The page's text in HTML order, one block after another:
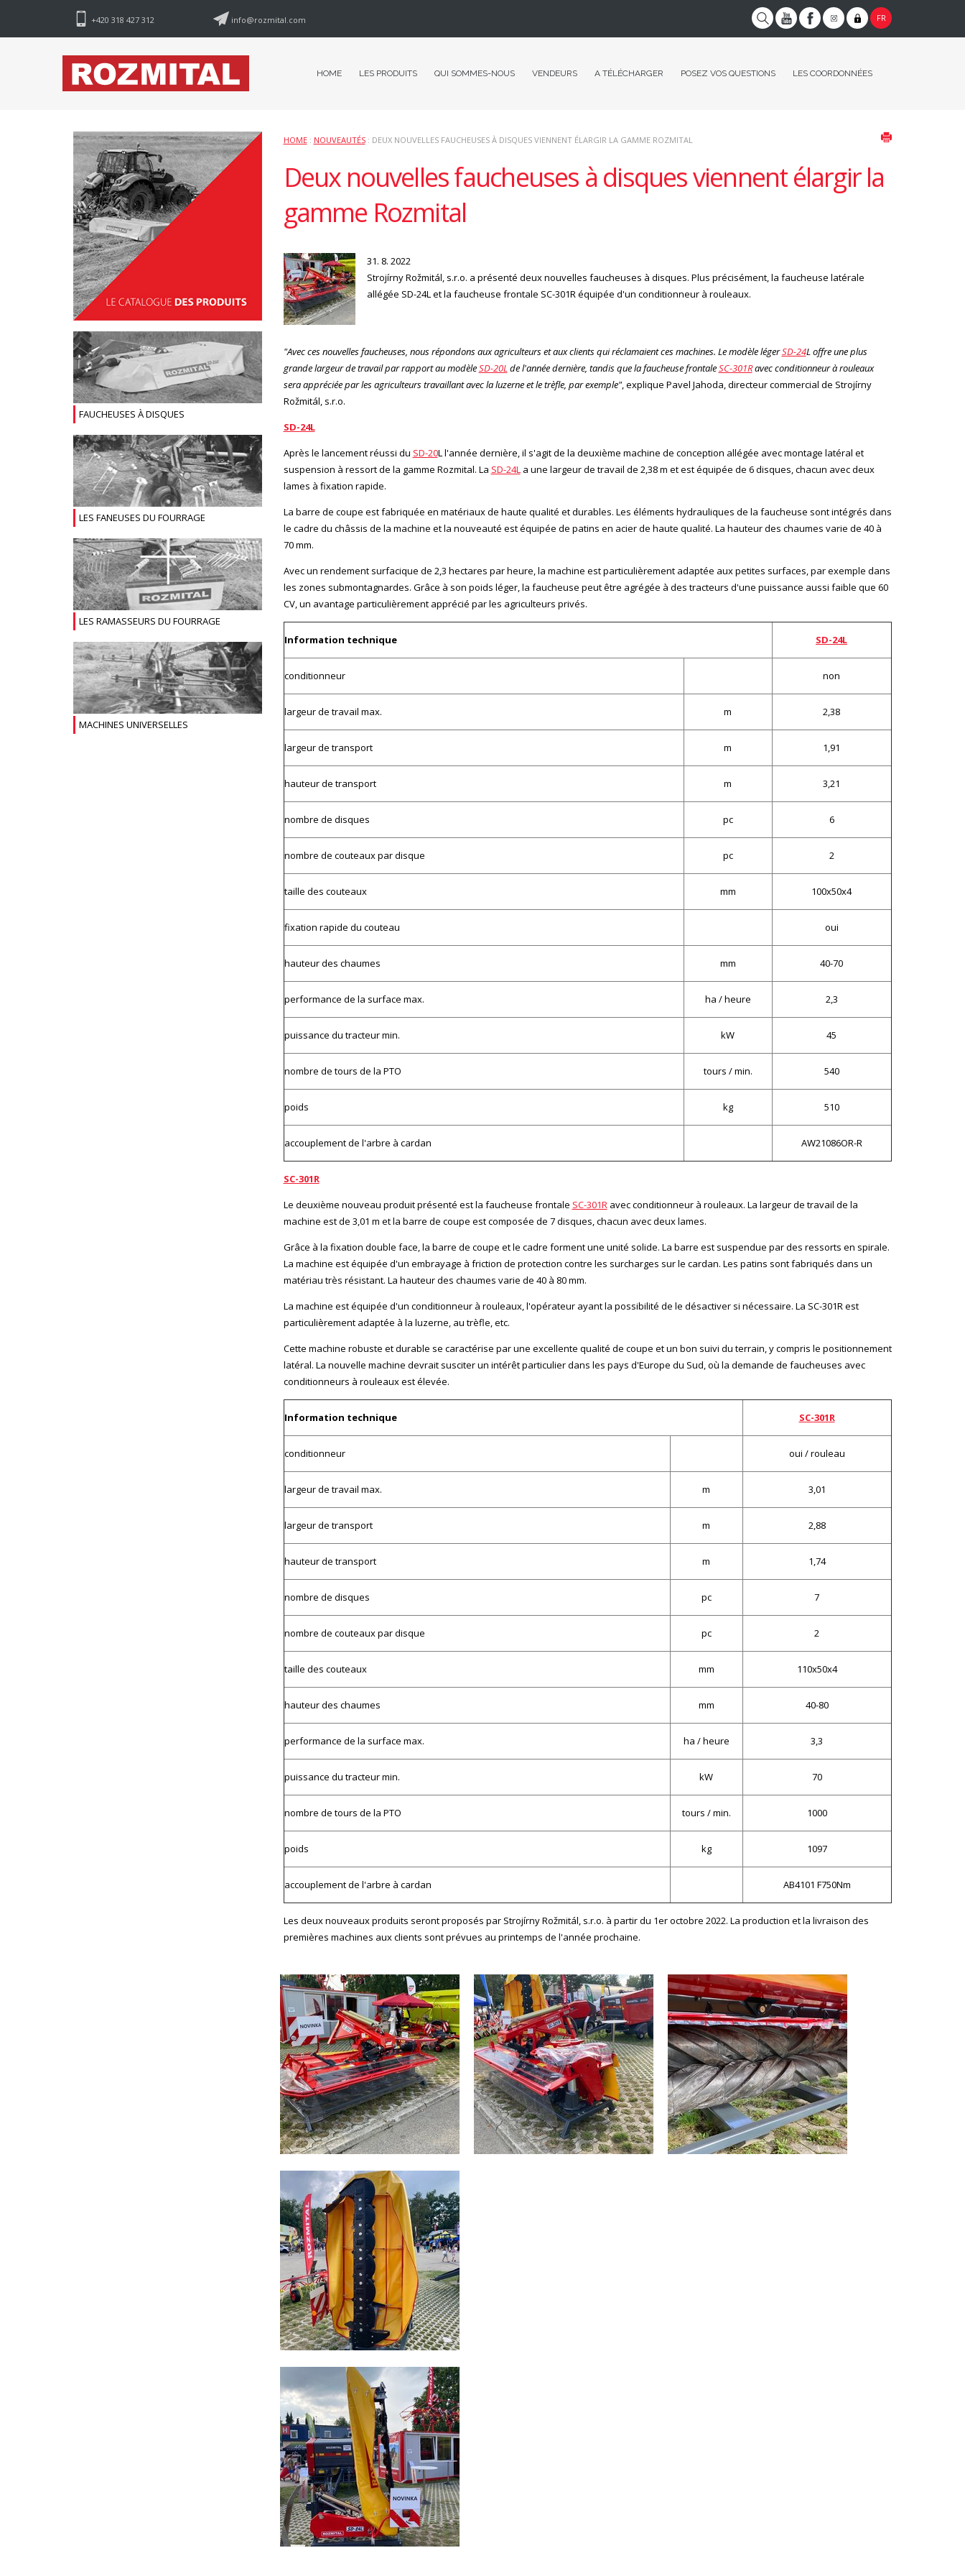
+420 318 427 312 info@rozmital.com FR
HOME LES PRODUITS QUI SOMMES-NOUS VENDEURS A TÉLÉCHARGER POSEZ VOS QUESTIONS LES COORDONNÉES
HOME: NOUVEAUTÉS: DEUX NOUVELLES FAUCHEUSES À DISQUES VIENNENT ÉLARGIR LA GAMME ROZMITAL
Deux nouvelles faucheuses à disques viennent élargir la
gamme Rozmital
31. 8. 2022
Strojírny Rožmitál, s.r.o. a présenté deux nouvelles faucheuses à disques. Plus précisément, la faucheuse latérale
allégée SD-24L et la faucheuse frontale SC-301R équipée d'un conditionneur à rouleaux.
"Avec ces nouvelles faucheuses, nous répondons aux agriculteurs et aux clients qui réclamaient ces machines. Le modèle légerSD-24L offre une plus
grande largeur de travail par rapport au modèleSD-20Lde l'année dernière, tandis que la faucheuse frontaleSC-301Ravec conditionneur à rouleaux
sera appréciée par les agriculteurs travaillant avec la luzerne et le trèfle, par exemple", explique Pavel Jahoda, directeur commercial de Strojírny
Rožmitál, s.r.o.
SD-24L
Après le lancement réussi du SD-20L l'année dernière, il s'agit de la deuxième machine de conception allégée avec montage latéral et
suspension à ressort de la gamme Rozmital. La SD-24La une largeur de travail de 2,38 m et est équipée de 6 disques, chacun avec deux
lames à fixation rapide.
La barre de coupe est fabriquée en matériaux de haute qualité et durables. Les éléments hydrauliques de la faucheuse sont intégrés dans
le cadre du châssis de la machine et la nouveauté est équipée de patins en acier de haute qualité. La hauteur des chaumes varie de 40 à
70 mm.
Avec un rendement surfacique de 2,3 hectares par heure, la machine est particulièrement adaptée aux petites surfaces, par exemple dans
les zones submontagnardes. Grâce à son poids léger, la faucheuse peut être agrégée à des tracteurs d'une puissance aussi faible que 60
CV, un avantage particulièrement apprécié par les agriculteurs privés.
Information technique SD-24L
conditionneur non
largeur de travail max. m 2,38
largeur de transport m 1,91
hauteur de transport m 3,21
nombre de disques pc 6
nombre de couteaux par disque pc 2
taille des couteaux mm 100x50x4
fixation rapide du couteau oui
hauteur des chaumes mm 40-70
performance de la surface max. ha / heure 2,3
puissance du tracteur min. kW 45
nombre de tours de la PTO tours / min. 540
poids kg 510
accouplement de l'arbre à cardan AW21086OR-R
SC-301R
Le deuxième nouveau produit présenté est la faucheuse frontale SC-301Ravec conditionneur à rouleaux. La largeur de travail de la
machine est de 3,01 m et la barre de coupe est composée de 7 disques, chacun avec deux lames.
Grâce à la fixation double face, la barre de coupe et le cadre forment une unité solide. La barre est suspendue par des ressorts en spirale.
La machine est équipée d'un embrayage à friction de protection contre les surcharges sur le cardan. Les patins sont fabriqués dans un
matériau très résistant. La hauteur des chaumes varie de 40 à 80 mm.
La machine est équipée d'un conditionneur à rouleaux, l'opérateur ayant la possibilité de le désactiver si nécessaire. La SC-301R est
particulièrement adaptée à la luzerne, au trèfle, etc.
Cette machine robuste et durable se caractérise par une excellente qualité de coupe et un bon suivi du terrain, y compris le positionnement
latéral. La nouvelle machine devrait susciter un intérêt particulier dans les pays d'Europe du Sud, où la demande de faucheuses avec
conditionneurs à rouleaux est élevée.
Information technique SC-301R
conditionneur oui / rouleau
largeur de travail max. m 3,01
largeur de transport m 2,88
hauteur de transport m 1,74
nombre de disques pc 7
nombre de couteaux par disque pc 2
taille des couteaux mm 110x50x4
hauteur des chaumes mm 40-80
performance de la surface max. ha / heure 3,3
puissance du tracteur min. kW 70
nombre de tours de la PTO tours / min. 1000
poids kg 1097
accouplement de l'arbre à cardan AB4101 F750Nm
Les deux nouveaux produits seront proposés par Strojírny Rožmitál, s.r.o. à partir du 1er octobre 2022. La production et la livraison des
premières machines aux clients sont prévues au printemps de l'année prochaine.
FAUCHEUSES À DISQUES
LES FANEUSES DU FOURRAGE
LES RAMASSEURS DU FOURRAGE
MACHINES UNIVERSELLES